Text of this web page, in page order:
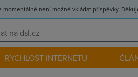
momentálně není možné vkládat příspěvky.
RYCHLOST INTERNETU